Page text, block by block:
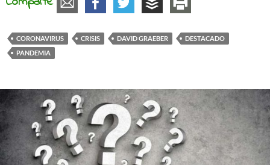
CORONAVIRUS CRISIS DAVID GRAEBER
DESTACADO
PANDEMIA